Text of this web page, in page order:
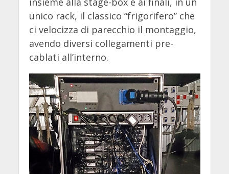
unico rack, il classico “frigorifero” che
ci velocizza di parecchio il montaggio,
avendo diversi collegamenti pre-
cablati all’interno.